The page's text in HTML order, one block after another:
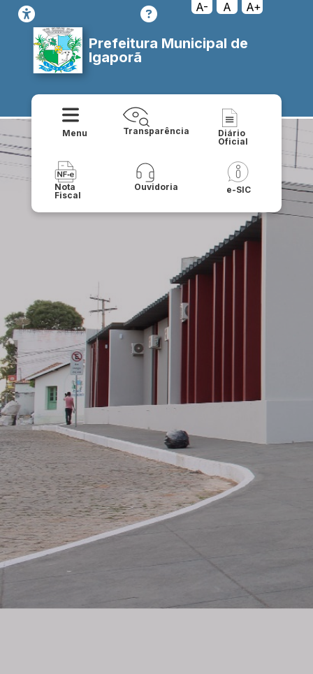
A- A A+
Prefeitura Municipal de
Igaporã
Menu Transparência
Diário
Oficial
Nota
Fiscal
Ouvidoria e-SIC